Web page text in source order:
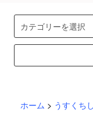
ホーム > うすくち